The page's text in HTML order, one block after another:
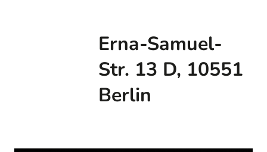
Erna-Samuel-
Str. 13 D, 10551
Berlin